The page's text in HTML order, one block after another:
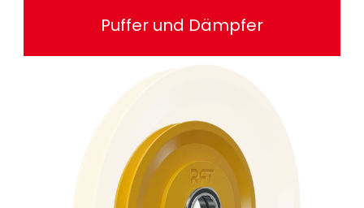
Puffer und Dämpfer